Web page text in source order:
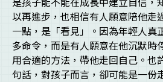
以再進步，也相信有人願意陪他走
一點，是「看見」。因為年輕人真
多命令，而是有人願意在他沉默時
用合適的方法，帶他走回自己。也
句話，對孩子而言，卻可能是一份